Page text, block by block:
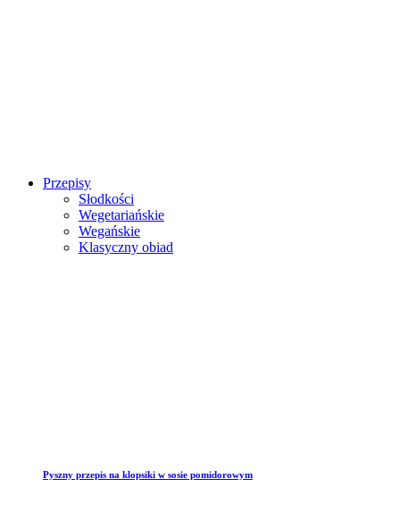
Przepisy
Słodkości
Wegetariańskie
Wegańskie
Klasyczny obiad
Pyszny przepis na klopsiki w sosie pomidorowym